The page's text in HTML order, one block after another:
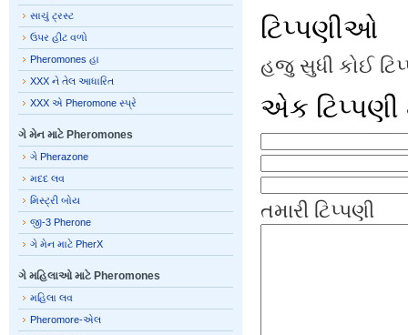
ટિપ્પણીઓ
હજુ સુધી કોઈ
એક ટિપ્પણી
તમારી ટિપ્પણી
સાચું ટ્રસ્ટ
ઉપર હીટ વળો
Pheromones હા
XXX ને તેલ આધારિત
XXX એ Pheromone સ્પ્રે
ગે મેન માટે Pheromones
ગે Pherazone
મદદ લવ
મિસ્ટ્રી બોય
જી-3 Pherone
ગે મેન માટે PherX
ગે મહિલાઓ માટે Pheromones
મહિલા લવ
Pheromore-એલ